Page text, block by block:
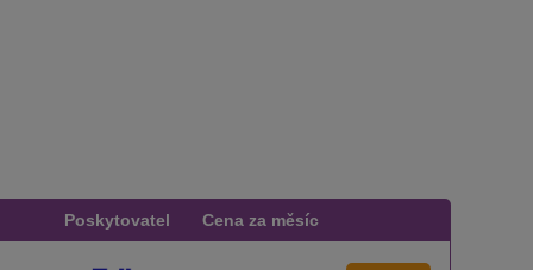
Poskytovatel Cena za měsíc